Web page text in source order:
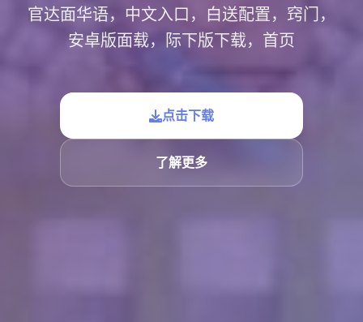
官达面华语，中文入口，白送配置，窍门，
安卓版面载，际下版下载，首页
点击下载
了解更多